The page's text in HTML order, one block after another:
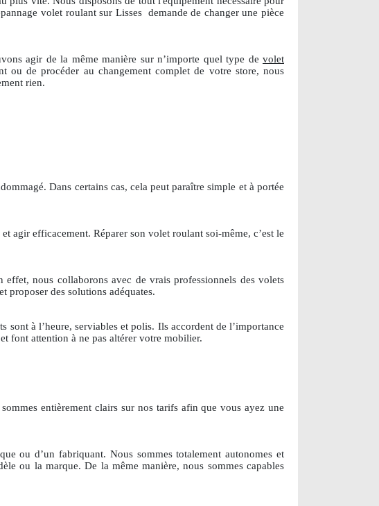
volet roulant sur Lisses demande de changer une pièce
agir de la même manière sur n’importe quel type de volet
ou de procéder au changement complet de votre store, nous
rien.
Dans certains cas, cela peut paraître simple et à portée
agir efficacement. Réparer son volet roulant soi-même, c’est le
nous collaborons avec de vrais professionnels des volets
proposer des solutions adéquates.
sont à l’heure, serviables et polis. Ils accordent de l’importance
font attention à ne pas altérer votre mobilier.
entièrement clairs sur nos tarifs afin que vous ayez une
ou d’un fabriquant. Nous sommes totalement autonomes et
ou la marque. De la même manière, nous sommes capables